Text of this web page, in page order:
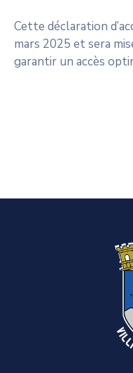
Cette déclaration
mars 2025 et sera
garantir un accès